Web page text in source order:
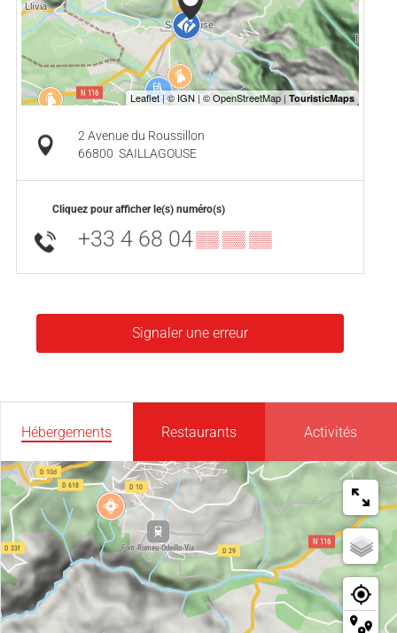
2 Avenue du Roussillon
66800 SAILLAGOUSE
Cliquez pour afficher le(s) numéro(s)
+33 4 68 04▒▒ ▒▒ ▒▒
Signaler une erreur
Hébergements Restaurants Activités